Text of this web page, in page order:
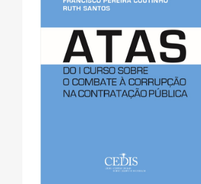
Contratação Pública
FULL TEXT AVAILABLE -
CLICK HERE FOR OPEN
ACCESS